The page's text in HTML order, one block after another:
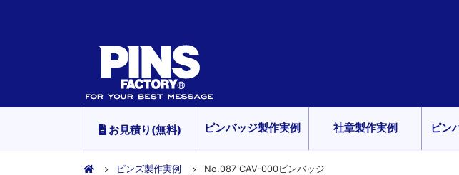
お見積り(無料) ピンバッジ製作実例 社章製作実例 ピン
ピンズ製作実例 No.087 CAV-000ピンバッジ